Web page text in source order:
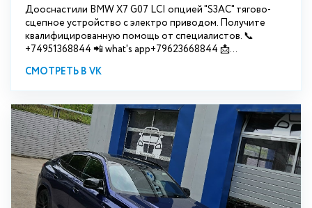
Дооснастили BMW Х7 G07 LCI опцией "S3АС" тягово-
сцепное устройство с электро приводом. Получите
квалифицированную помощь от специалистов. 📞
+74951368844 📲 what's app+79623668844 📩...
СМОТРЕТЬ В VK